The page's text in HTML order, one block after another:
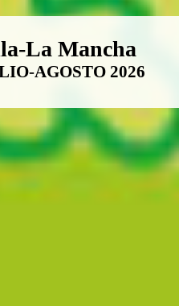
Castilla-La
La Mancha
AGOSTO 2026